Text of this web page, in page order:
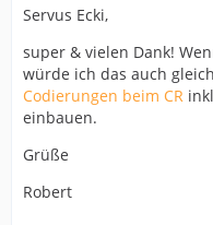
Servus Ecki,
super & vielen Dank!
würde ich das auch
Codierungen beim CR
einbauen.
Grüße
Robert